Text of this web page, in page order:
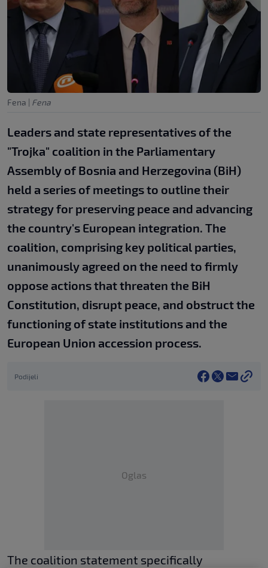
Fena | Fena
Leaders and state representatives of the
"Trojka" coalition in the Parliamentary
Assembly of Bosnia and Herzegovina (BiH)
held a series of meetings to outline their
strategy for preserving peace and advancing
the country's European integration. The
coalition, comprising key political parties,
unanimously agreed on the need to firmly
oppose actions that threaten the BiH
Constitution, disrupt peace, and obstruct the
functioning of state institutions and the
European Union accession process.
Podijeli
Oglas
The coalition statement specifically